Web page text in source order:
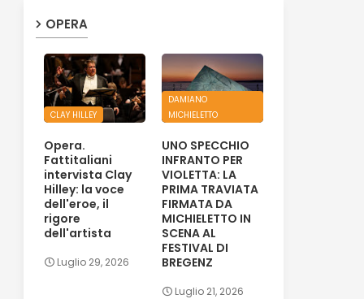
OPERA
CLAY HILLEY
Opera.
Fattitaliani
intervista Clay
Hilley: la voce
dell'eroe, il
rigore
dell'artista
Luglio 29, 2026
DAMIANO
MICHIELETTO
UNO SPECCHIO
INFRANTO PER
VIOLETTA: LA
PRIMA TRAVIATA
FIRMATA DA
MICHIELETTO IN
SCENA AL
FESTIVAL DI
BREGENZ
Luglio 21, 2026